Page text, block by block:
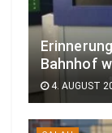
Bahnhof
4. AUGUST